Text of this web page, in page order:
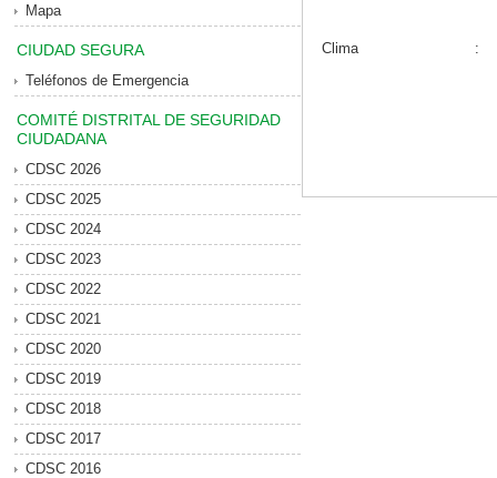
Mapa
CIUDAD SEGURA
Teléfonos de Emergencia
COMITÉ DISTRITAL DE SEGURIDAD
CIUDADANA
CDSC 2026
CDSC 2025
CDSC 2024
CDSC 2023
CDSC 2022
CDSC 2021
CDSC 2020
CDSC 2019
CDSC 2018
CDSC 2017
CDSC 2016
Clima :